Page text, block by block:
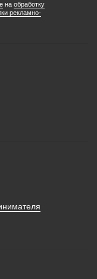
на обработку
рекламно-